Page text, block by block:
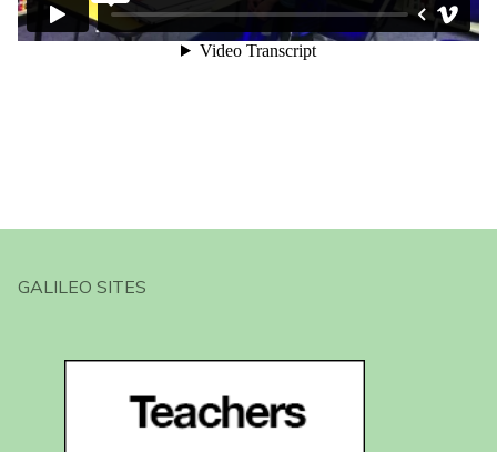
GALILEO SITES